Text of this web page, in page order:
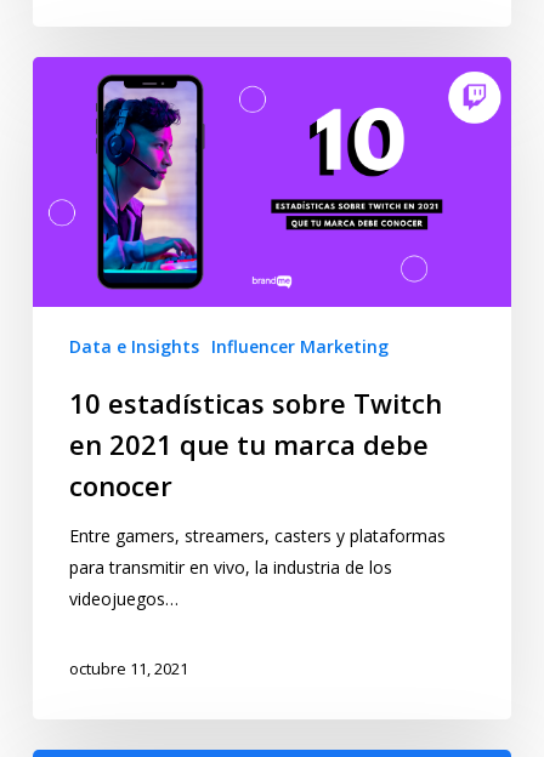
Data e Insights Influencer Marketing
10 estadísticas sobre Twitch
en 2021 que tu marca debe
conocer
Entre gamers, streamers, casters y plataformas
para transmitir en vivo, la industria de los
videojuegos…
octubre 11, 2021